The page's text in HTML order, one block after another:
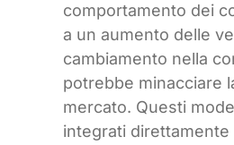
comportamento dei
a un aumento delle
cambiamento nella
potrebbe minacciare
mercato. Questi
integrati